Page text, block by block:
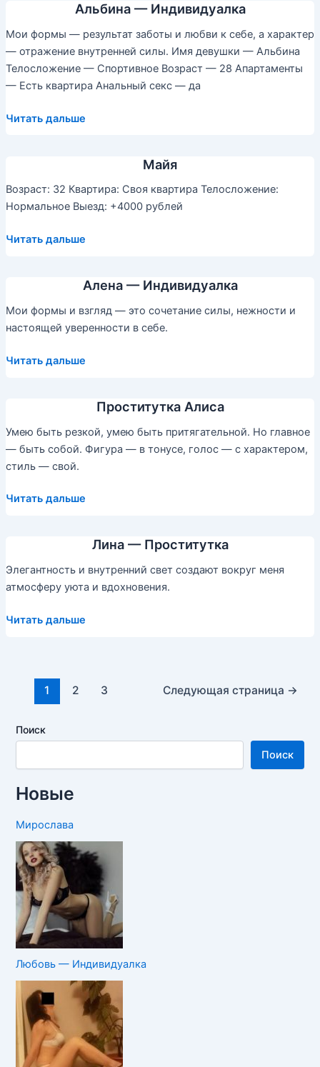
Альбина — Индивидуалка
Мои формы — результат заботы и любви к себе, а характер
— отражение внутренней силы. Имя девушки — Альбина
Телосложение — Спортивное Возраст — 28 Апартаменты
— Есть квартира Анальный секс — да
Альбина
Читать дальше
Майя
Возраст: 32 Квартира: Своя квартира Телосложение:
Нормальное Выезд: +4000 рублей
Майя
Читать дальше
Алена — Индивидуалка
Мои формы и взгляд — это сочетание силы, нежности и
настоящей уверенности в себе.
Алена
Читать дальше
Проститутка Алиса
Умею быть резкой, умею быть притягательной. Но главное
— быть собой. Фигура — в тонусе, голос — с характером,
стиль — свой.
Проститутка
Читать дальше
Лина — Проститутка
Элегантность и внутренний свет создают вокруг меня
атмосферу уюта и вдохновения.
Лина
Читать дальше
Постраничная
навигация
1 2 3 Следующая страница →
Поиск
Поиск
Новые
Мирослава
Любовь — Индивидуалка